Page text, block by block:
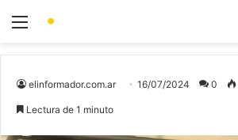
elinformador.com.ar 16/07/2024 0
Lectura de 1 minuto